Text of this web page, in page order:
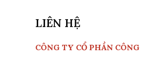
LIÊN HỆ
CÔNG TY CỔ PHẦN